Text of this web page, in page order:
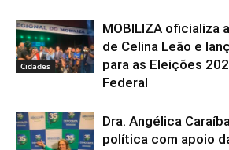
Cidades
MOBILIZA oficializa
de Celina Leão e
para as Eleições
Federal
Dra. Angélica
política com apoio